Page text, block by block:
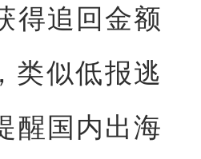
得追回金额
类似低报逃
醒国内出海